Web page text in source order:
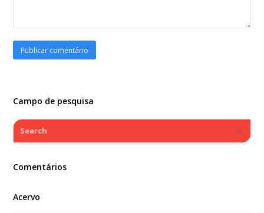
Campo de pesquisa
Search
Comentários
Acervo